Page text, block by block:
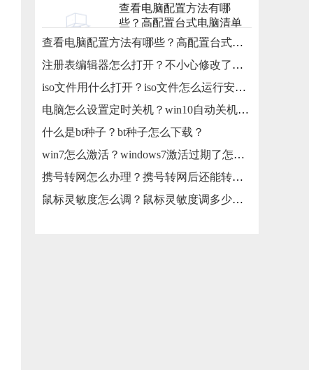
查看电脑配置方法有哪
些？高配置台式电脑清单
2023-05-31
查看电脑配置方法有哪些？高配置台式电脑清单
注册表编辑器怎么打开？不小心修改了注册表怎么还原？
iso文件用什么打开？iso文件怎么运行安装？
电脑怎么设置定时关机？win10自动关机怎么设置？
什么是bt种子？bt种子怎么下载？
win7怎么激活？windows7激活过期了怎么办？
携号转网怎么办理？携号转网后还能转回来吗？
鼠标灵敏度怎么调？鼠标灵敏度调多少合适？